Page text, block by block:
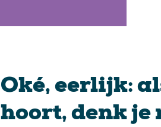
Oké, eerlijk:
hoort, denk je